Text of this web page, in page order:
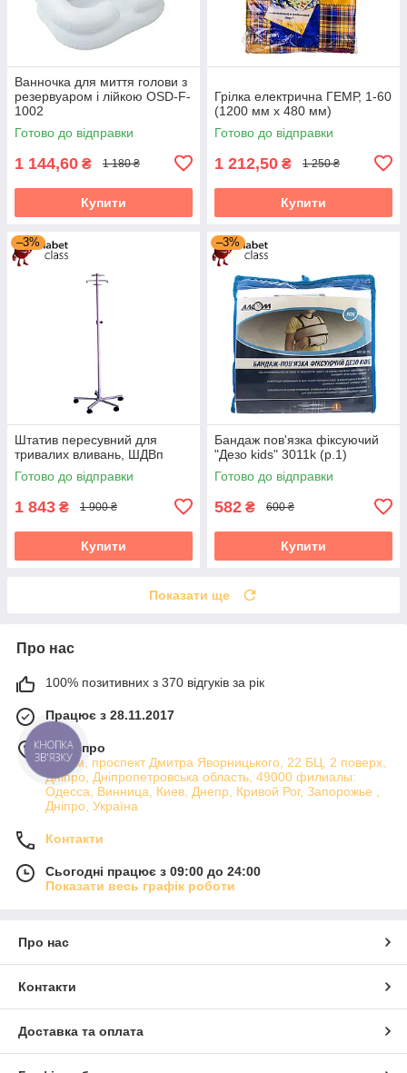
Ванночка для миття голови з
резервуаром і лійкою OSD-F-
1002
Готово до відправки
1 144,60 ₴ 1 180 ₴
Купити
Грілка електрична ГЕМР, 1-60
(1200 мм х 480 мм)
Готово до відправки
1 212,50 ₴ 1 250 ₴
Купити
–3%
Штатив пересувний для
тривалих вливань, ШДВп
Готово до відправки
1 843 ₴ 1 900 ₴
Купити
–3%
Бандаж пов'язка фіксуючий
"Дезо kids" 3011k (р.1)
Готово до відправки
582 ₴ 600 ₴
Купити
Показати ще
Про нас
100% позитивних з 370 відгуків за рік
Працює з 28.11.2017
м. Дніпро
Атріум, проспект Дмитра Яворницького, 22 БЦ, 2 поверх,
Дніпро, Дніпропетровська область, 49000 филиалы:
Одесса, Винница, Киев, Днепр, Кривой Рог, Запорожье ,
Дніпро, Україна
Контакти
Сьогодні працює з 09:00 до 24:00
Показати весь графік роботи
Про нас
Контакти
Доставка та оплата
КНОПКА
ЗВ'ЯЗКУ